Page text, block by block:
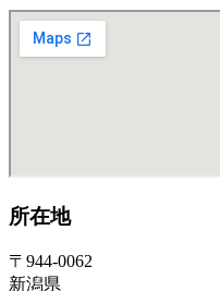
所在地
〒944-0062
新潟県